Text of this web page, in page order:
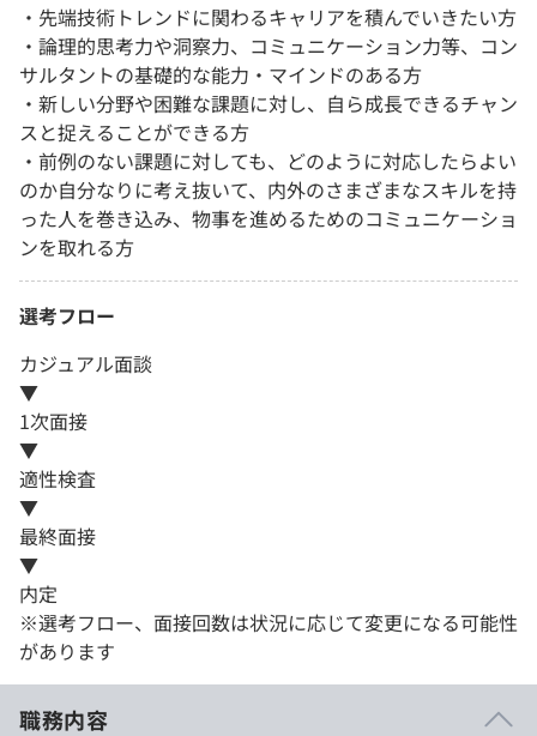
・先端技術トレンドに関わるキャリアを積んでいきたい方
・論理的思考力や洞察力、コミュニケーション力等、コン
サルタントの基礎的な能力・マインドのある方
・新しい分野や困難な課題に対し、自ら成長できるチャン
スと捉えることができる方
・前例のない課題に対しても、どのように対応したらよい
のか自分なりに考え抜いて、内外のさまざまなスキルを持
った人を巻き込み、物事を進めるためのコミュニケーショ
ンを取れる方
選考フロー
カジュアル面談
▼
1次面接
▼
適性検査
▼
最終面接
▼
内定
※選考フロー、面接回数は状況に応じて変更になる可能性
があります
職務内容